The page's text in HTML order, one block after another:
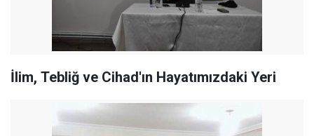
İlim, Tebliğ ve Cihad'ın Hayatımızdaki Yeri